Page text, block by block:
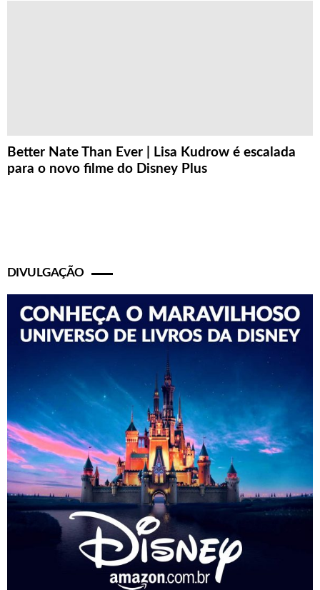
Better Nate Than Ever | Lisa Kudrow é escalada
para o novo filme do Disney Plus
DIVULGAÇÃO